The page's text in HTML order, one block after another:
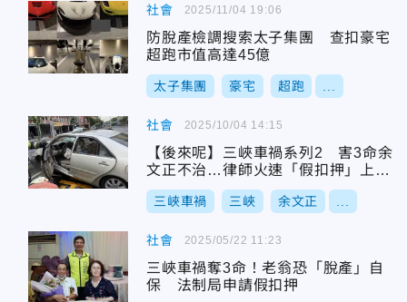
社會
防脫產檢調搜索太子集團 查扣豪宅
超跑市值高達45億
太子集團 豪宅 超跑
2025/11/04 19:06
社會
【後來呢】三峽車禍系列2 害3命余
文正不治…律師火速「假扣押」上千
萬財產
三峽車禍 三峽 余文正
2025/10/04 14:15
社會
三峽車禍奪3命！老翁恐「脫產」自
保 法制局申請假扣押
2025/05/22 11:23